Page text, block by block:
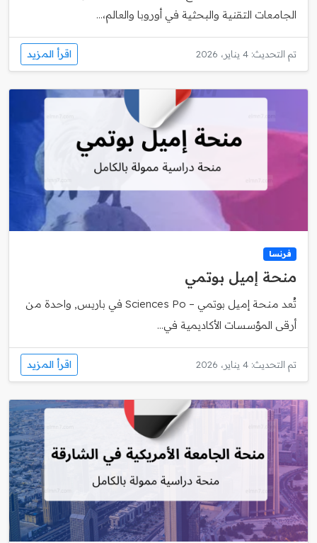
الجامعات التقنية والبحثية في أوروبا والعالم،...
تم التحديث: 4 يناير، 2026 اقرأ المزيد
فرنسا
منحة إميل بوتمي
تُعد منحة إميل بوتمي – Sciences Po في باريس, واحدة من
أرقى المؤسسات الأكاديمية في...
تم التحديث: 4 يناير، 2026 اقرأ المزيد